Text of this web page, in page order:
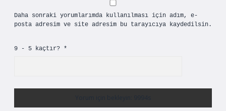
Daha sonraki yorumlarımda kullanılması için adım, e-
posta adresim ve site adresim bu tarayıcıya kaydedilsin.
9 - 5 kaçtır? *